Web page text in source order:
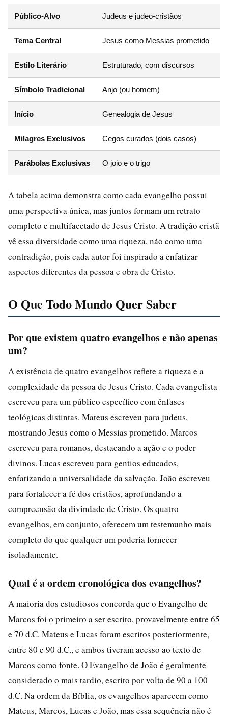
Público-Alvo Judeus e judeo-cristãos
Tema Central Jesus como Messias prometido
Estilo Literário Estruturado, com discursos
Símbolo Tradicional Anjo (ou homem)
Início Genealogia de Jesus
Milagres Exclusivos Cegos curados (dois casos)
Parábolas Exclusivas O joio e o trigo
A tabela acima demonstra como cada evangelho possui
uma perspectiva única, mas juntos formam um retrato
completo e multifacetado de Jesus Cristo. A tradição cristã
vê essa diversidade como uma riqueza, não como uma
contradição, pois cada autor foi inspirado a enfatizar
aspectos diferentes da pessoa e obra de Cristo.
O Que Todo Mundo Quer Saber
Por que existem quatro evangelhos e não apenas
um?
A existência de quatro evangelhos reflete a riqueza e a
complexidade da pessoa de Jesus Cristo. Cada evangelista
escreveu para um público específico com ênfases
teológicas distintas. Mateus escreveu para judeus,
mostrando Jesus como o Messias prometido. Marcos
escreveu para romanos, destacando a ação e o poder
divinos. Lucas escreveu para gentios educados,
enfatizando a universalidade da salvação. João escreveu
para fortalecer a fé dos cristãos, aprofundando a
compreensão da divindade de Cristo. Os quatro
evangelhos, em conjunto, oferecem um testemunho mais
completo do que qualquer um poderia fornecer
isoladamente.
Qual é a ordem cronológica dos evangelhos?
A maioria dos estudiosos concorda que o Evangelho de
Marcos foi o primeiro a ser escrito, provavelmente entre 65
e 70 d.C. Mateus e Lucas foram escritos posteriormente,
entre 80 e 90 d.C., e ambos tiveram acesso ao texto de
Marcos como fonte. O Evangelho de João é geralmente
considerado o mais tardio, escrito por volta de 90 a 100
d.C. Na ordem da Bíblia, os evangelhos aparecem como
Mateus, Marcos, Lucas e João, mas essa sequência não é